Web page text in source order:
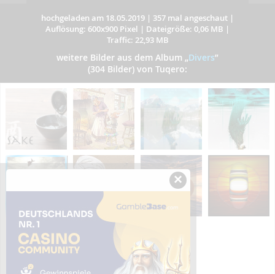
hochgeladen am 18.05.2019 | 357 mal angeschaut |
Auflösung: 600x900 Pixel | Dateigröße: 0,06 MB |
Traffic: 22,93 MB
weitere Bilder aus dem Album „Divers”
(304 Bilder) von Tuqero:
×